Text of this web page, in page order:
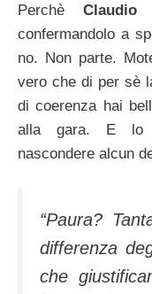
Perchè Claudio
confermandolo a
no. Non parte.
vero che di per sè
di coerenza hai
alla gara. E lo
nascondere alcun
“Paura?
differenza
che